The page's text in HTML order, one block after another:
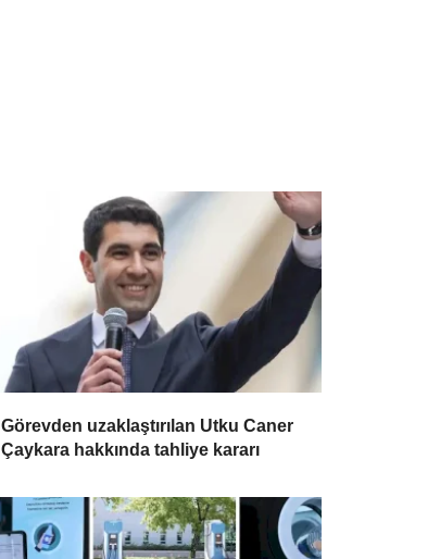
Görevden uzaklaştırılan Utku Caner
Çaykara hakkında tahliye kararı